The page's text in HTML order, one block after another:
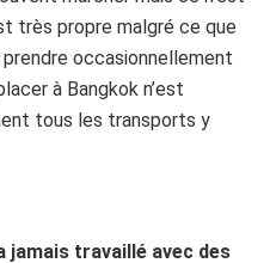
très propre malgré ce que
prendre occasionnellement
à Bangkok n’est
tous les transports y
jamais travaillé avec des